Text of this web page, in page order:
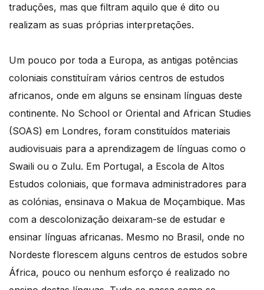
traduções, mas que filtram aquilo que é dito ou
realizam as suas próprias interpretações.
Um pouco por toda a Europa, as antigas potências
coloniais constituíram vários centros de estudos
africanos, onde em alguns se ensinam línguas deste
continente. No School or Oriental and African Studies
(SOAS) em Londres, foram constituídos materiais
audiovisuais para a aprendizagem de línguas como o
Swaili ou o Zulu. Em Portugal, a Escola de Altos
Estudos coloniais, que formava administradores para
as colónias, ensinava o Makua de Moçambique. Mas
com a descolonização deixaram-se de estudar e
ensinar línguas africanas. Mesmo no Brasil, onde no
Nordeste florescem alguns centros de estudos sobre
África, pouco ou nenhum esforço é realizado no